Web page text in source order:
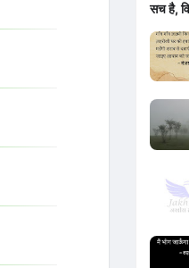
सच है,